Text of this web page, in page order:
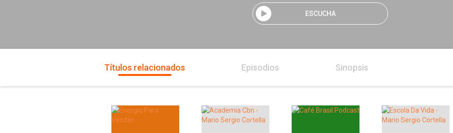
ESCUCHA
Títulos relacionados Episodios Sinopsis